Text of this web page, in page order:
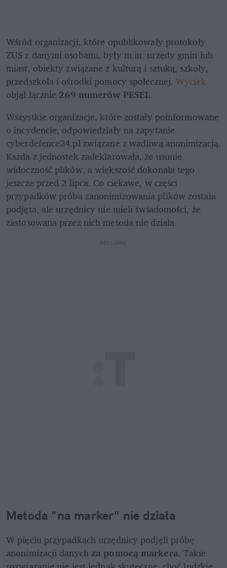
Wśród organizacji, które opublikowały protokoły
ZUS z danymi osobami, były m.in. urzędy gmin lub
miast, obiekty związane z kulturą i sztuką, szkoły,
przedszkola i ośrodki pomocy społecznej.
Wyciek
objął łącznie 269 numerów PESEL.
Wszystkie organizacje, które zostały poinformowane
o incydencie, odpowiedziały na zapytanie
cyberdefence24.pl związane z wadliwą anonimizacją.
Każda z jednostek zadeklarowała, że usunie
widoczność plików, a większość dokonała tego
jeszcze przed 2 lipca. Co ciekawe, w części
przypadków próba zanonimizowania plików została
podjęta, ale urzędnicy nie mieli świadomości, że
zastosowana przez nich metoda nie działa.
REKLAMA
Metoda "na marker" nie działa
W pięciu przypadkach urzędnicy podjęli próbę
anonimizacji danych za pomocą markera. Takie